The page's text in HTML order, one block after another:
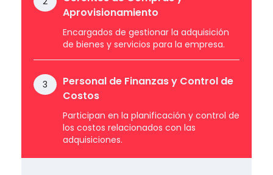
Aprovisionamiento
Encargados de gestionar la adquisición
de bienes y servicios para la empresa.
3
Personal de Finanzas y Control de
Costos
Participan en la planificación y control de
los costos relacionados con las
adquisiciones.